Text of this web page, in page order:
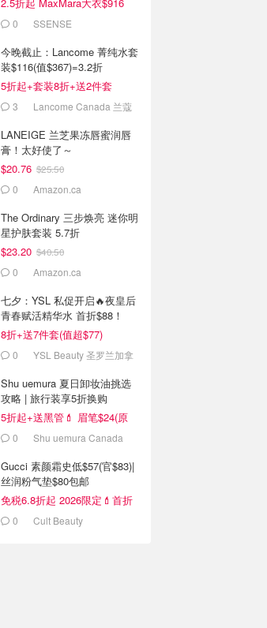
(原$2130)
0 SSENSE
今晚截止：Lancome 菁纯水套
装$116(值$367)=3.2折
5折起+套装8折+送2件套
3
Lancome Canada 兰蔻
LANEIGE 兰芝果冻唇蜜润唇
膏！太好使了～
$20.76 $25.50
0 Amazon.ca
The Ordinary 三步焕亮 迷你明
星护肤套装 5.7折
$23.20 $40.50
0 Amazon.ca
七夕：YSL 私促开启🔥夜皇后
青春赋活精华水 首折$88！
8折+送7件套(值超$77)
0
YSL Beauty 圣罗兰加拿
Shu uemura 夏日卸妆油挑选
攻略 | 旅行装享5折换购
5折起+送黑管💄 眉笔$24(原
$44)0 Shu uemura Canada
Gucci 素颜霜史低$57(官$83)|
丝润粉气垫$80包邮
免税6.8折起 2026限定💄首折
0 Cult Beauty